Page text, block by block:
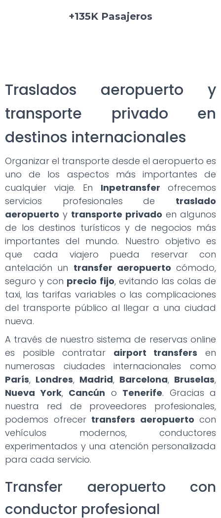
+135K Pasajeros
Traslados aeropuerto y
transporte privado en
destinos internacionales
Organizar el transporte desde el aeropuerto es
uno de los aspectos más importantes de
cualquier viaje. En Inpetransfer ofrecemos
servicios profesionales de traslado
aeropuerto y transporte privado en algunos
de los destinos turísticos y de negocios más
importantes del mundo. Nuestro objetivo es
que cada viajero pueda reservar con
antelación un transfer aeropuerto cómodo,
seguro y con precio fijo, evitando las colas de
taxi, las tarifas variables o las complicaciones
del transporte público al llegar a una ciudad
nueva.
A través de nuestro sistema de reservas online
es posible contratar airport transfers en
numerosas ciudades internacionales como
París, Londres, Madrid, Barcelona, Bruselas,
Nueva York, Cancún o Tenerife. Gracias a
nuestra red de proveedores profesionales,
podemos ofrecer transfers aeropuerto con
vehículos modernos, conductores
experimentados y una atención personalizada
para cada servicio.
Transfer aeropuerto con
conductor profesional